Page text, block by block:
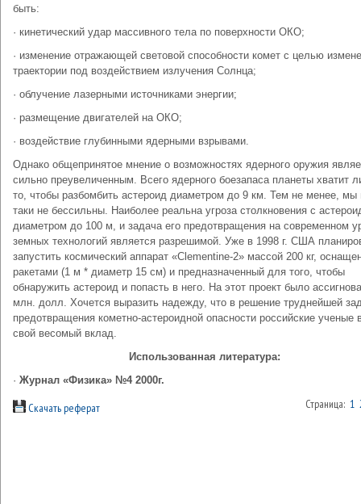
быть:
· кинетический удар массивного тела по поверх­ности ОКО;
· изменение отражающей световой способности ко­мет с целью
траектории под воздействием излучения Солнца;
· облучение лазерными источниками энергии;
· размещение двигателей на ОКО;
· воздействие глубинными ядерными взрывами.
Однако общепринятое мнение о возможностях ядер­ного оружия
сильно преувеличенным. Всего ядерного боезапаса планеты хватит
то, чтобы разбомбить астероид диаметром до 9 км. Тем не менее, мы
таки не бессильны. Наиболее реальна угроза столкновения с
диаметром до 100 м, и за­дача его предотвращения на современном
зем­ных технологий является разрешимой. Уже в 1998 г. США
запустить космический аппарат «Clementine-2» массой 200 кг,
ракетами (1 м * диаметр 15 см) и предназначенный для того, что­бы
обнаружить астероид и попасть в него. На этот про­ект было
млн. долл. Хочется выразить надежду, что в решение труднейшей
предотвра­щения кометно-астероидной опасности российские уче­ные
свой весомый вклад.
Использованная литература:
· Журнал «Физика» №4 2000г.
Скачать реферат Страница: 1